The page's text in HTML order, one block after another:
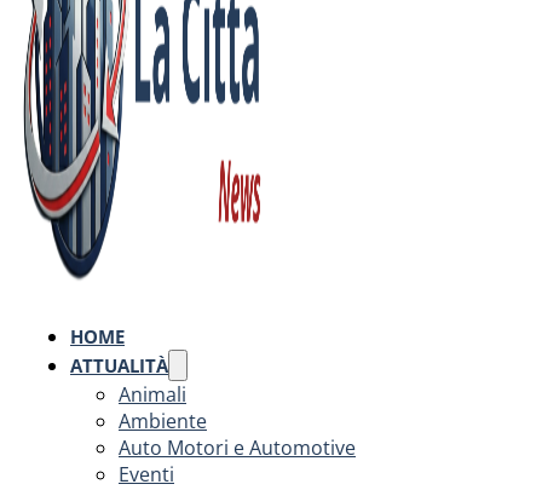
HOME
ATTUALITÀ
Animali
Ambiente
Auto Motori e Automotive
Eventi